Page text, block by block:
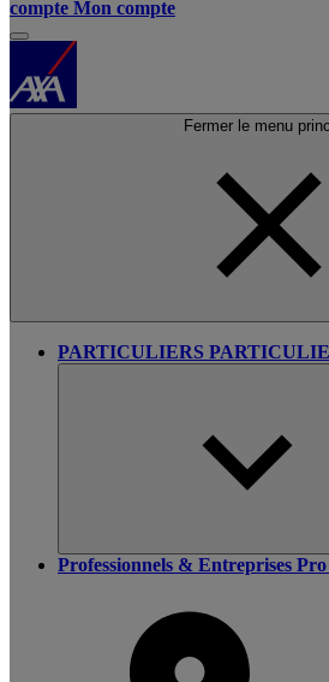
compte Mon compte
Fermer le menu
PARTICULIERS
Professionnels & Entreprises